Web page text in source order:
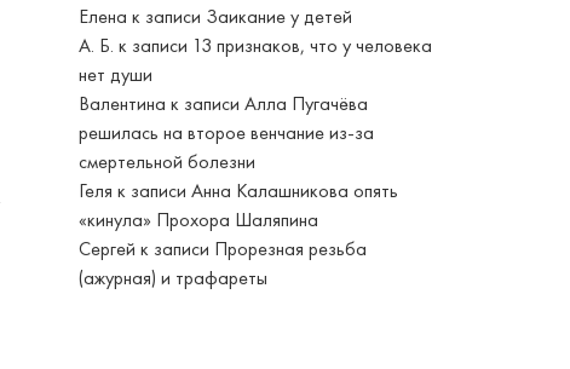
Елена к записи Заикание у детей
А. Б. к записи 13 признаков, что у человека
нет души
Валентина к записиАлла Пугачёва
решилась на второе венчание из-за
смертельной болезни
Геля к записиАнна Калашникова опять
«кинула» Прохора Шаляпина
Сергей к записи Прорезная резьба
(ажурная) и трафареты